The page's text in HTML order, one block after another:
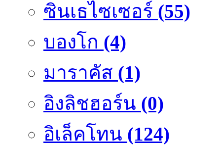
ซินเธไซเซอร์ (55)
บองโก (4)
มาราคัส (1)
อิงลิชฮอร์น (0)
อิเล็คโทน (124)